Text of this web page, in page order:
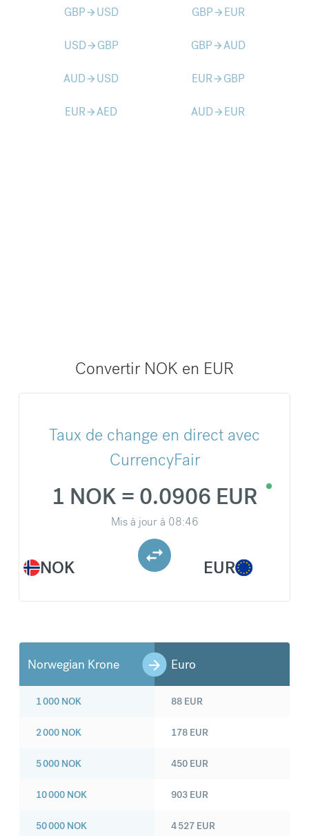
GBParrow_forward USD GBParrow_forward EUR
USDarrow_forward GBP GBParrow_forwardAUD
AUDarrow_forward USD EURarrow_forward GBP
EURarrow_forwardAED AUDarrow_forward EUR
Convertir NOK en EUR
Taux de change en direct avec
CurrencyFair
NOK
1 NOK = 0.0906 EUR
Mis à jour à 08:46
EUR
Norwegian Krone Euro
1 000 NOK
2 000 NOK
5 000 NOK
10 000 NOK
50 000 NOK
88 EUR
178 EUR
450 EUR
903 EUR
4 527 EUR